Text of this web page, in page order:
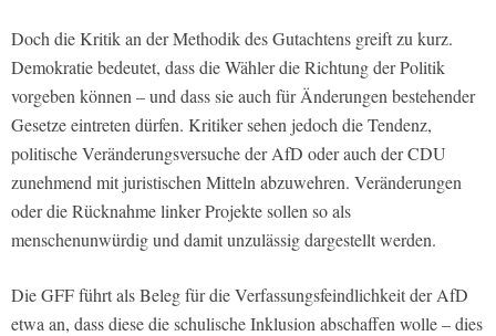
Doch die Kritik an der Methodik des Gutachtens greift zu kurz.
Demokratie bedeutet, dass die Wähler die Richtung der Politik
vorgeben können – und dass sie auch für Änderungen bestehender
Gesetze eintreten dürfen. Kritiker sehen jedoch die Tendenz,
politische Veränderungsversuche der AfD oder auch der CDU
zunehmend mit juristischen Mitteln abzuwehren. Veränderungen
oder die Rücknahme linker Projekte sollen so als
menschenunwürdig und damit unzulässig dargestellt werden.
Die GFF führt als Beleg für die Verfassungsfeindlichkeit der AfD
etwa an, dass diese die schulische Inklusion abschaffen wolle – dies